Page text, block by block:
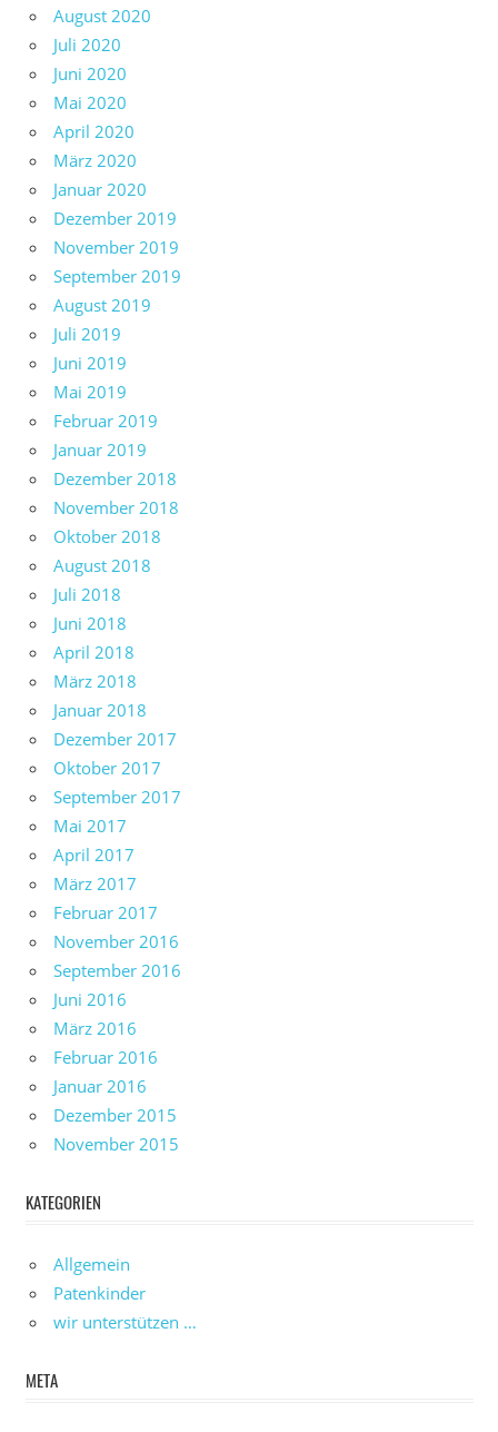
August 2020
Juli 2020
Juni 2020
Mai 2020
April 2020
März 2020
Januar 2020
Dezember 2019
November 2019
September 2019
August 2019
Juli 2019
Juni 2019
Mai 2019
Februar 2019
Januar 2019
Dezember 2018
November 2018
Oktober 2018
August 2018
Juli 2018
Juni 2018
April 2018
März 2018
Januar 2018
Dezember 2017
Oktober 2017
September 2017
Mai 2017
April 2017
März 2017
Februar 2017
November 2016
September 2016
Juni 2016
März 2016
Februar 2016
Januar 2016
Dezember 2015
November 2015
KATEGORIEN
Allgemein
Patenkinder
wir unterstützen …
META